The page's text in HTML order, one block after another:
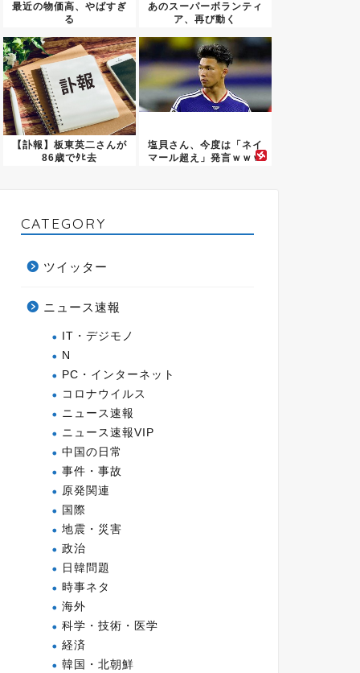
最近の物価高、やばすぎ
る
あのスーパーボランティ
ア、再び動く
【訃報】板東英二さんが
86歳でﾀﾋ去
塩貝さん、今度は「ネイ
マール超え」発言ｗｗｗ
CATEGORY
ツイッター
ニュース速報
IT・デジモノ
N
PC・インターネット
コロナウイルス
ニュース速報
ニュース速報VIP
中国の日常
事件・事故
原発関連
国際
地震・災害
政治
日韓問題
時事ネタ
海外
科学・技術・医学
経済
韓国・北朝鮮